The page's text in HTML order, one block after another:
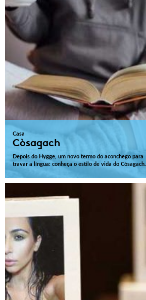
Casa
Còsagach
Depois do Hygge, um novo termo do aconchego para
travar a língua: conheça o estilo de vida do Còsagach.